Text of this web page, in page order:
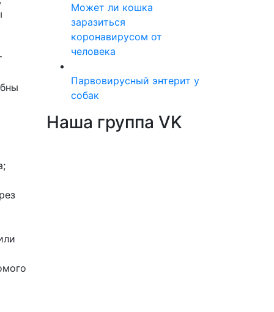
Может ли кошка
заразиться
коронавирусом от
человека
Парвовирусный энтерит у
собак
Наша группа VK